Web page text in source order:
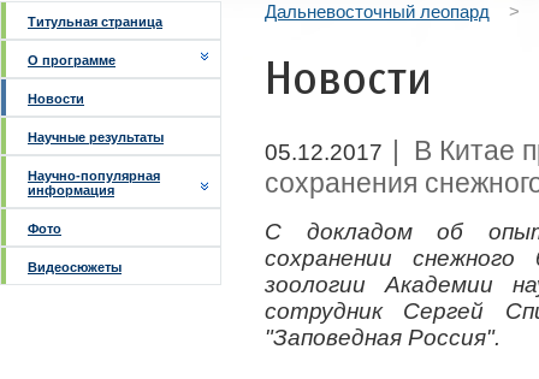
Титульная страница
О программе
Новости
Научные результаты
Научно-популярная
информация
Фото
Видеосюжеты
Дальневосточный леопард >
Новости
05.12.2017 | В Китае
сохранения
С докладом об
сохранении
зоологии Академии
сотрудник Сергей
"Заповедная Россия".